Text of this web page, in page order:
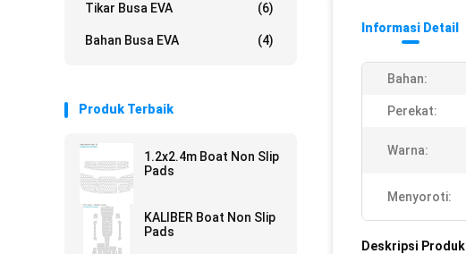
Tikar Busa EVA (6)
Bahan Busa EVA (4)
Produk Terbaik
1.2x2.4m Boat Non Slip
Pads
KALIBER Boat Non Slip
Pads
Informasi Detail
Bahan:
Perekat:
Warna:
Menyoroti:
Deskripsi Produk